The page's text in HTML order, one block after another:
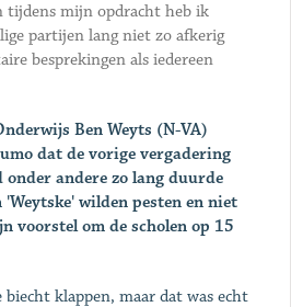
tijdens mijn opdracht heb ik
partijen lang niet zo afkerig
besprekingen als iedereen
Ben Weyts (N-VA)
dat de vorige vergadering
andere zo lang duurde
wilden pesten en niet
voorstel om de scholen op 15
klappen, maar dat was echt